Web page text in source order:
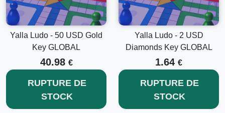
Yalla Ludo - 50 USD Gold
Key GLOBAL
40.98 €
RUPTURE DE
STOCK
Yalla Ludo - 2 USD
Diamonds Key GLOBAL
1.64 €
RUPTURE DE
STOCK